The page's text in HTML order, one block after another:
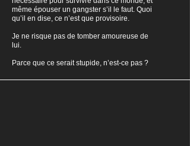
même épouser un gangster s’il le faut. Quoi
qu’il en dise, ce n’est que provisoire.
Je ne risque pas de tomber amoureuse de
lui.
Parce que ce serait stupide, n’est-ce pas ?